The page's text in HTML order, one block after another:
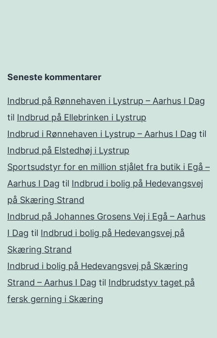
Seneste kommentarer
Indbrud på Rønnehaven i Lystrup – Aarhus I Dag
til Indbrud på Ellebrinken i Lystrup
Indbrud i Rønnehaven i Lystrup – Aarhus I Dag til
Indbrud på Elstedhøj i Lystrup
Sportsudstyr for en million stjålet fra butik i Egå –
Aarhus I Dag til Indbrud i bolig på Hedevangsvej
på Skæring Strand
Indbrud på Johannes Grosens Vej i Egå – Aarhus
I Dag til Indbrud i bolig på Hedevangsvej på
Skæring Strand
Indbrud i bolig på Hedevangsvej på Skæring
Strand – Aarhus I Dag til Indbrudstyv taget på
fersk gerning i Skæring